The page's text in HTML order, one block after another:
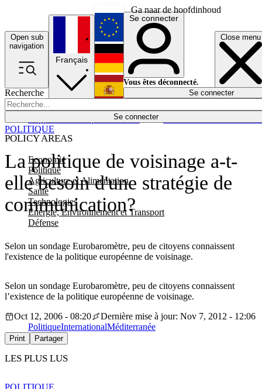
Ga naar de hoofdinhoud
Open sub
navigation
Close menu
Recherche
Se connecter
POLICY AREAS
Economie
Politique
Agriculture et Alimentation
Santé
Technologies
Energie, Environnement et Transport
Défense
Économie
Français
English
Deutsch
Español
Se connecter
Vous êtes déconnecté.
Se connecter
La politique de voisinage a-t-
elle besoin d'une stratégie de
communication?
Selon un sondage Eurobaromètre, peu de citoyens connaissent
l'existence de la politique européenne de voisinage.
POLITIQUE
Selon un sondage Eurobaromètre, peu de citoyens connaissent
l’existence de la politique européenne de voisinage.
Oct 12, 2006 - 08:20
Dernière mise à jour: Nov 7, 2012 - 12:06
PolitiqueInternationalMéditerranée
Print Partager
LES PLUS LUS
POLITIQUE